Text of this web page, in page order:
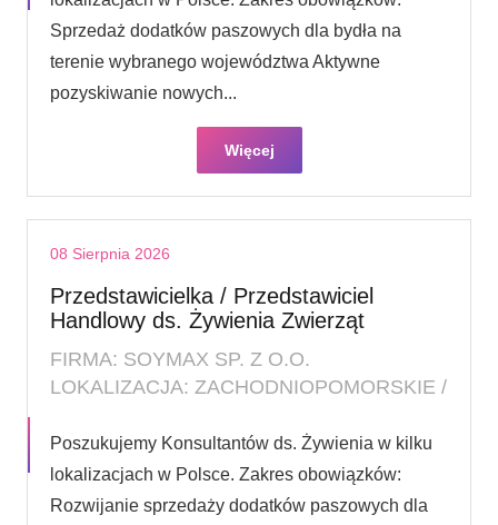
Sprzedaż dodatków paszowych dla bydła na
terenie wybranego województwa Aktywne
pozyskiwanie nowych...
Więcej
08 Sierpnia 2026
Przedstawicielka / Przedstawiciel
Handlowy ds. Żywienia Zwierząt
FIRMA: SOYMAX SP. Z O.O.
LOKALIZACJA: ZACHODNIOPOMORSKIE /
Poszukujemy Konsultantów ds. Żywienia w kilku
lokalizacjach w Polsce. Zakres obowiązków:
Rozwijanie sprzedaży dodatków paszowych dla